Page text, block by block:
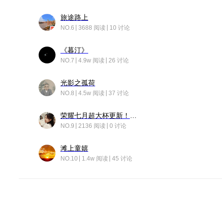
旅途路上
NO.6 3688 阅读 10 讨论
《暮汀》
NO.7 4.9w 阅读 26 讨论
光影之孤荷
NO.8 4.5w 阅读 37 讨论
NO.9 2136 阅读 0 讨论
滩上童嬉
NO.10 1.4w 阅读 45 讨论